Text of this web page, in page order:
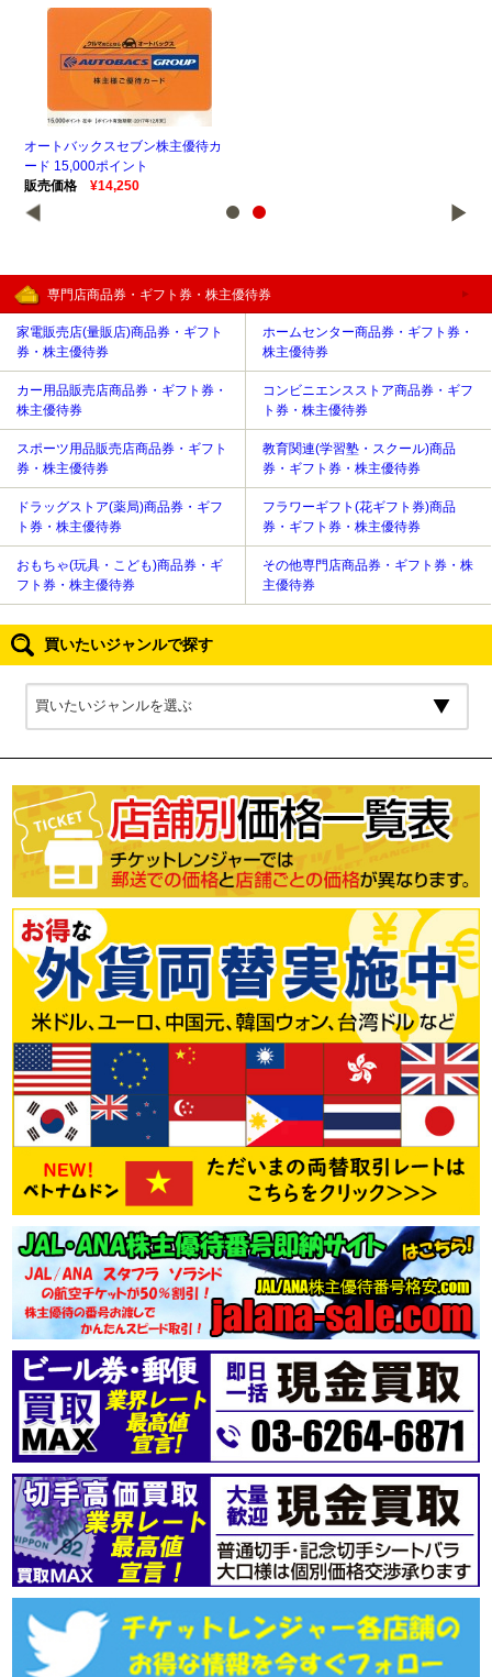
オートバックスセブン株主優待カ
ード 15,000ポイント
販売価格
¥14,250
専門店商品券・ギフト券・株主優待券
家電販売店(量販店)商品券・ギフト
券・株主優待券
ホームセンター商品券・ギフト券・
株主優待券
カー用品販売店商品券・ギフト券・
株主優待券
コンビニエンスストア商品券・ギフ
ト券・株主優待券
スポーツ用品販売店商品券・ギフト
券・株主優待券
教育関連(学習塾・スクール)商品
券・ギフト券・株主優待券
ドラッグストア(薬局)商品券・ギフ
ト券・株主優待券
フラワーギフト(花ギフト券)商品
券・ギフト券・株主優待券
おもちゃ(玩具・こども)商品券・ギ
フト券・株主優待券
その他専門店商品券・ギフト券・株
主優待券
買いたいジャンルで探す